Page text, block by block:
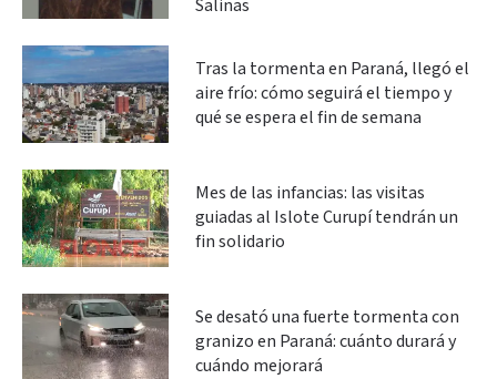
Salinas
Tras la tormenta en Paraná, llegó el
aire frío: cómo seguirá el tiempo y
qué se espera el fin de semana
Mes de las infancias: las visitas
guiadas al Islote Curupí tendrán un
fin solidario
Se desató una fuerte tormenta con
granizo en Paraná: cuánto durará y
cuándo mejorará